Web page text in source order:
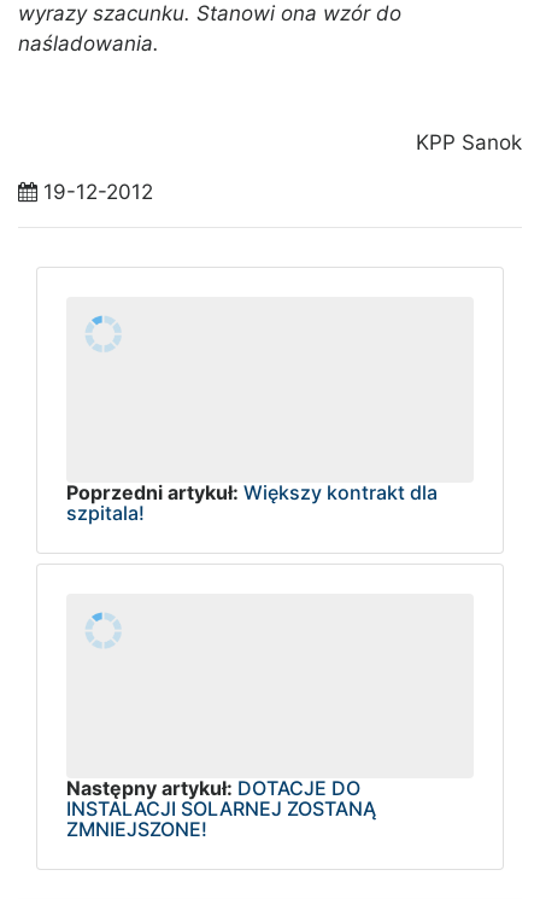
wyrazy szacunku. Stanowi ona wzór do
naśladowania.
KPP Sanok
19-12-2012
Poprzedni artykuł: Większy kontrakt dla
szpitala!
Następny artykuł: DOTACJE DO
INSTALACJI SOLARNEJ ZOSTANĄ
ZMNIEJSZONE!